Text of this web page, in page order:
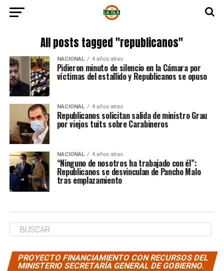
All posts tagged "republicanos"
NACIONAL 4 años atras
Pidieron minuto de silencio en la Cámara por
víctimas del estallido y Republicanos se opuso
NACIONAL 4 años atras
Republicanos solicitan salida de ministro Grau
por viejos tuits sobre Carabineros
NACIONAL 4 años atras
“Ninguno de nosotros ha trabajado con él”:
Republicanos se desvinculan de Pancho Malo
tras emplazamiento
PROYECTO FINANCIAMIENTO CON RECURSOS DEL
MINISTERIO SECRETARÍA GENERAL DE GOBIERNO.